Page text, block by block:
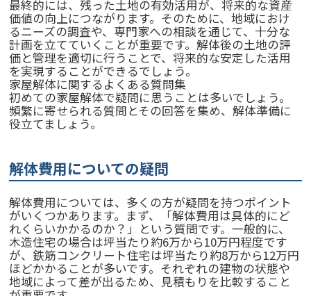
最終的には、残った土地の有効活用が、将来的な資産
価値の向上につながります。そのために、地域におけ
るニーズの調査や、専門家への相談を通じて、十分な
計画を立てていくことが重要です。解体後の土地の評
価と管理を適切に行うことで、将来的な安定した活用
を実現することができるでしょう。
家屋解体に関するよくある質問集
初めての家屋解体で疑問に思うことは多いでしょう。
頻繁に寄せられる質問とその回答を集め、解体準備に
役立てましょう。
解体費用についての疑問
解体費用については、多くの方が疑問を持つポイント
がいくつかあります。まず、「解体費用は具体的にど
れくらいかかるのか？」という質問です。一般的に、
木造住宅の場合は坪当たり約6万から10万円程度です
が、鉄筋コンクリート住宅は坪当たり約8万から12万円
ほどかかることが多いです。それぞれの建物の状態や
地域によって差が出るため、見積もりを比較すること